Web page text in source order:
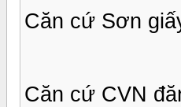
Căn cứ Sơn
Căn cứ CVN